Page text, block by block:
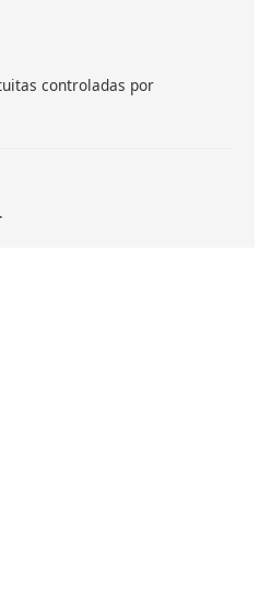
controladas por